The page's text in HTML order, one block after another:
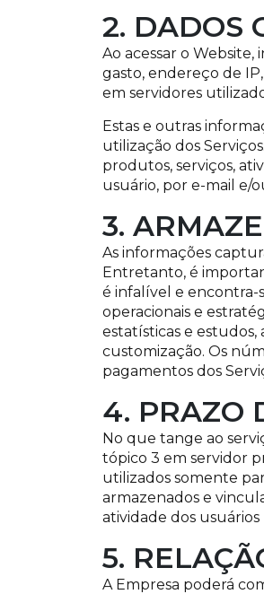
2. DADOS
Ao acessar o
gasto, endereço de
em servidores
Estas e outras
utilização dos
produtos, serviços,
usuário, por e-mail e/
3.
As informações
Entretanto, é
é infalível e encontra-
operacionais e
estatísticas e
customização. Os
pagamentos dos
4. PRAZO
No que tange ao
tópico 3 em servidor
utilizados somente
armazenados e
atividade dos usuários
5.
A Empresa poderá